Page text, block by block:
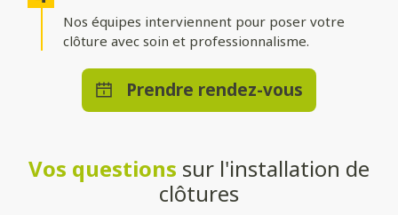
Brise-vue ou brise-vent: pour allier confort et esthétisme.
Une pose adaptée à votre terrain
Que vous souhaitiez une clôture posée directement au sol ou
Un large choix de teintes et de
Nos équipes interviennent pour poser votre
clôture avec soin et professionnalisme.
Prendre rendez-vous
Vos questions sur l'installation de
clôtures